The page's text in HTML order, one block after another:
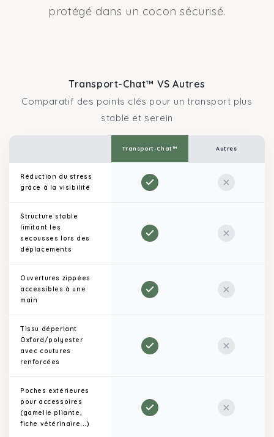
protégé dans un cocon sécurisé.
Transport-Chat™ VS Autres
Comparatif des points clés pour un transport plus
stable et serein
Transport-Chat™ Autres
Réduction du stress
grâce à la visibilité
Structure stable
limitant les
secousses lors des
déplacements
Ouvertures zippées
accessibles à une
main
Tissu déperlant
Oxford/polyester
avec coutures
renforcées
Poches extérieures
pour accessoires
(gamelle pliante,
fiche vétérinaire...)